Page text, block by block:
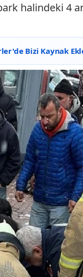
halindeki 4
Bizi Kaynak